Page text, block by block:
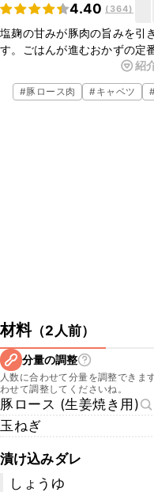
4.40 ( 364)
塩麹の甘みが豚肉の旨みを引
す。ごはんが進むおかずの定
を使うと、さらにおいしく、
いしいので、ぜひお試しくだ
紹
#豚ロース肉 #キャベツ
材料（2人前）
分量の調整
人数に合わせて分量を調整できま
わせて調整してくださいね。
豚ロース (生姜焼き用)
玉ねぎ
漬け込みダレ
しょうゆ